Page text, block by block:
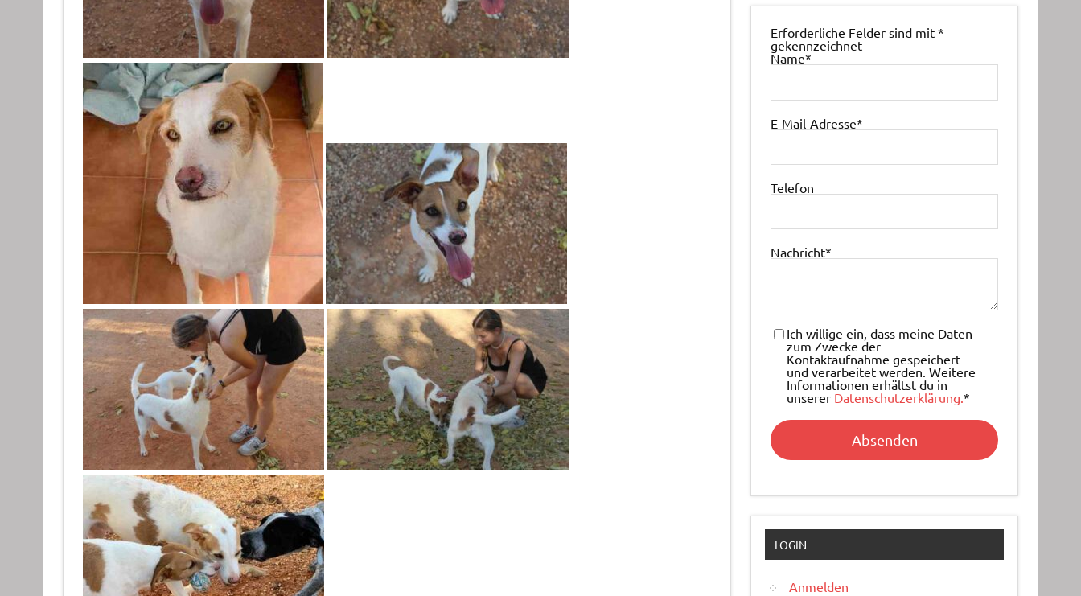
Erforderliche Felder sind mit*
gekennzeichnet
Name*
E-Mail-Adresse*
Telefon
Nachricht*
Ich willige ein, dass meine Daten
zum Zwecke der
Kontaktaufnahme gespeichert
und verarbeitet werden. Weitere
Informationen erhältst du in
unserer Datenschutzerklärung.*
LOGIN
Anmelden